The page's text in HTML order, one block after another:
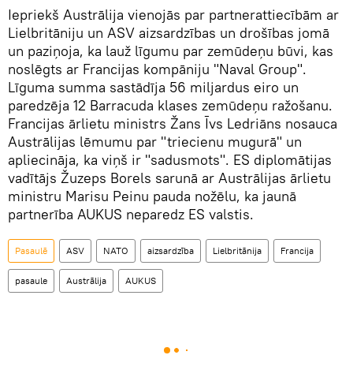
Iepriekš Austrālija vienojās par partnerattiecībām ar
Lielbritāniju un ASV aizsardzības un drošības jomā
un paziņoja, ka lauž līgumu par zemūdeņu būvi, kas
noslēgts ar Francijas kompāniju "Naval Group".
Līguma summa sastādīja 56 miljardus eiro un
paredzēja 12 Barracuda klases zemūdeņu ražošanu.
Francijas ārlietu ministrs Žans Īvs Ledriāns nosauca
Austrālijas lēmumu par "triecienu mugurā" un
apliecināja, ka viņš ir "sadusmots". ES diplomātijas
vadītājs Žuzeps Borels sarunā ar Austrālijas ārlietu
ministru Marisu Peinu pauda nožēlu, ka jaunā
partnerība AUKUS neparedz ES valstis.
Pasaulē ASV NATO aizsardzība Lielbritānija Francija
pasaule Austrālija AUKUS